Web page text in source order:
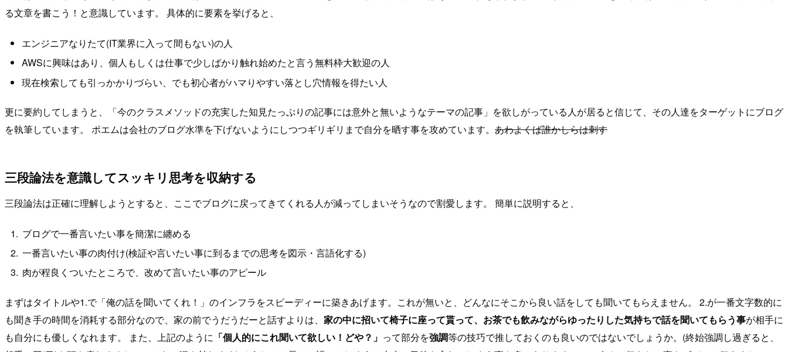
る文章を書こう！と意識しています。 具体的に要素を挙げると、
エンジニアなりたて(IT業界に入って間もない)の人
AWSに興味はあり、個人もしくは仕事で少しばかり触れ始めたと言う無料枠大歓迎の人
現在検索しても引っかかりづらい、でも初心者がハマりやすい落とし穴情報を得たい人
更に要約してしまうと、「今のクラスメソッドの充実した知見たっぷりの記事には意外と無いようなテーマの記事」を欲しがっている人が居ると信じて、その人達をターゲットにブログ
を執筆しています。 ポエムは会社のブログ水準を下げないようにしつつギリギリまで自分を晒す事を攻めています。 あわよくば誰かしらは刺す
三段論法を意識してスッキリ思考を収納する
三段論法は正確に理解しようとすると、ここでブログに戻ってきてくれる人が減ってしまいそうなので割愛します。 簡単に説明すると、
ブログで一番言いたい事を簡潔に纏める
一番言いたい事の肉付け(検証や言いたい事に到るまでの思考を図示・言語化する)
肉が程良くついたところで、改めて言いたい事のアピール
まずはタイトルや1.で「俺の話を聞いてくれ！」のインフラをスピーディーに築きあげます。これが無いと、どんなにそこから良い話をしても聞いてもらえません。 2.が一番文字数的に
も聞き手の時間を消耗する部分なので、家の前でうだうだーと話すよりは、 家の中に招いて椅子に座って貰って、お茶でも飲みながらゆったりした気持ちで話を聞いてもらう事が相手に
も自分にも優しくなれます。 また、上記のように 「個人的にこれ聞いて欲しい！どや？」 って部分を強調等の技巧で推しておくのも良いのではないでしょうか。(終始強調し過ぎると、